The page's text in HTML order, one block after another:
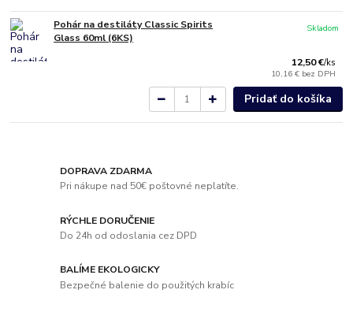
Pohár na destiláty Classic Spirits
Glass 60ml (6KS)
12,50 €/ks
10,16 € bez DPH
Skladom
Pridať do košíka
DOPRAVA ZDARMA
Pri nákupe nad 50€ poštovné neplatíte.
RÝCHLE DORUČENIE
Do 24h od odoslania cez DPD
BALÍME EKOLOGICKY
Bezpečné balenie do použitých krabíc